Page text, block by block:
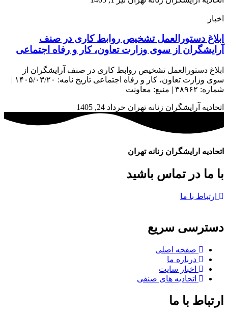
اخبار
ابلاغ دستورالعمل تشخیص روابط کاری در صنف
آرایشگران از سوی وزارت تعاون، کار و رفاه اجتماعی
ابلاغ دستورالعمل تشخیص روابط کاری در صنف آرایشگران از
سوی وزارت تعاون، کار و رفاه اجتماعی تاریخ نامه: ۱۴۰۵/۰۳/۲۰ |
شماره: ۳۸۹۶۲ | منبع: معاونت
اتحادیه آرایشگران زنانه تهران خرداد 24, 1405
اتحادیه ارایشگران زنانه تهران
با ما در تماس باشید
ارتباط با ما
دسترسی سریع
صفحه اصلی
درباره ما
اخبار سایت
اتحادیه های صنفی
ارتباط با ما